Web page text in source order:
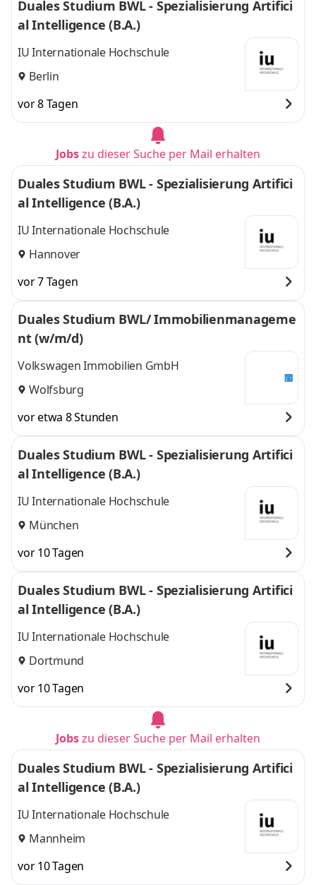
Duales Studium BWL - Spezialisierung Artifici
al Intelligence (B.A.)
IU Internationale Hochschule
Berlin
vor 8 Tagen
Jobszu dieser Suche per Mail erhalten
Duales Studium BWL - Spezialisierung Artifici
al Intelligence (B.A.)
IU Internationale Hochschule
Hannover
vor 7 Tagen
Duales Studium BWL/ Immobilienmanageme
nt (w/m/d)
Volkswagen Immobilien GmbH
Wolfsburg
vor etwa 8 Stunden
Duales Studium BWL - Spezialisierung Artifici
al Intelligence (B.A.)
IU Internationale Hochschule
München
vor 10 Tagen
Duales Studium BWL - Spezialisierung Artifici
al Intelligence (B.A.)
IU Internationale Hochschule
Dortmund
vor 10 Tagen
Jobszu dieser Suche per Mail erhalten
Duales Studium BWL - Spezialisierung Artifici
al Intelligence (B.A.)
IU Internationale Hochschule
Mannheim
vor 10 Tagen